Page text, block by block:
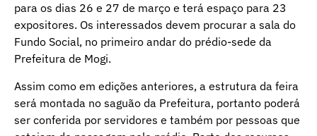
para os dias 26 e 27 de março e terá espaço para 23
expositores. Os interessados devem procurar a sala do
Fundo Social, no primeiro andar do prédio-sede da
Prefeitura de Mogi.
Assim como em edições anteriores, a estrutura da feira
será montada no saguão da Prefeitura, portanto poderá
ser conferida por servidores e também por pessoas que